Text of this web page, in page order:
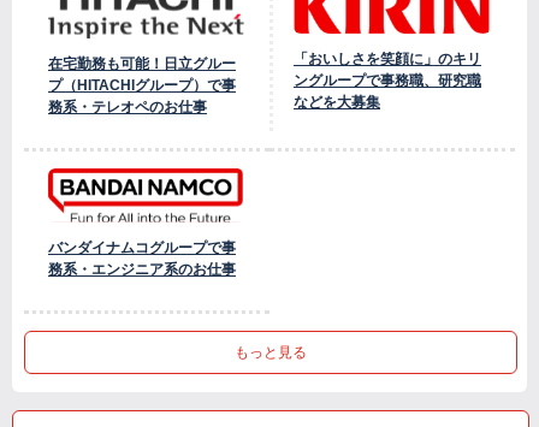
在宅勤務も可能！日立グルー
プ（HITACHIグループ）で事
務系・テレオペのお仕事
「おいしさを笑顔に」のキリ
ングループで事務職、研究職
などを大募集
バンダイナムコグループで事
務系・エンジニア系のお仕事
もっと見る